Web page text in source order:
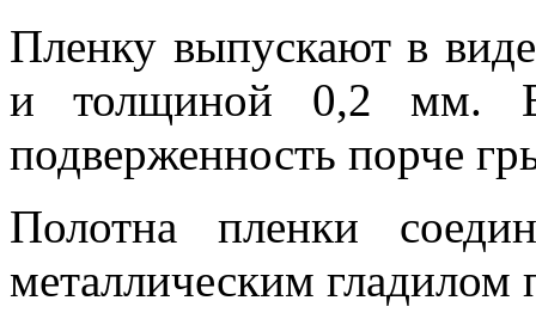
Пленку выпускают в
и толщиной 0,2 мм.
подверженность порче
Полотна пленки
металлическим гладилом